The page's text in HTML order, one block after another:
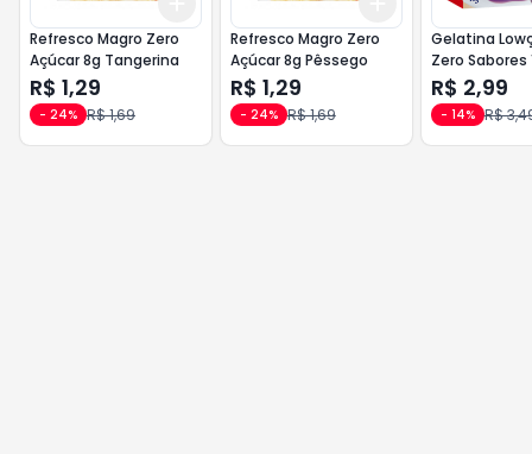
+10
Refresco Magro Zero
Açúcar 8g Tangerina
R$ 1,29
- 24% R$ 1,69
+5 +10
Refresco Magro Zero
Açúcar 8g Pêssego
R$ 1,29
- 24% R$ 1,69
Gelatina
Zero Sabores
R$ 2,99
- 14% R$